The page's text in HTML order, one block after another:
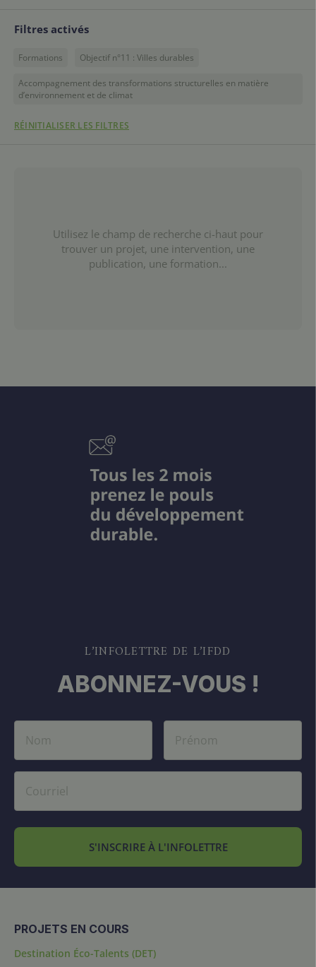
Filtres activés
Formations Objectif n°11 : Villes durables
Accompagnement des transformations structurelles en matière
d’environnement et de climat
RÉINITIALISER LES FILTRES
Utilisez le champ de recherche ci-haut pour
trouver un projet, une intervention, une
publication, une formation...
L’INFOLETTRE DE L’IFDD
ABONNEZ-VOUS !
S'INSCRIRE À L'INFOLETTRE
PROJETS EN COURS
Destination Éco-Talents (DET)